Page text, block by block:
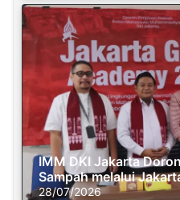
IMM DKI Jakarta
Sampah melalui
28/07/2026